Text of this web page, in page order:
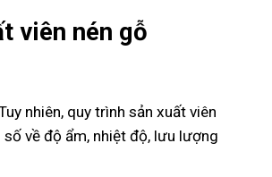
viên nén gỗ
nhiên, quy trình sản xuất viên
về độ ẩm, nhiệt độ, lưu lượng